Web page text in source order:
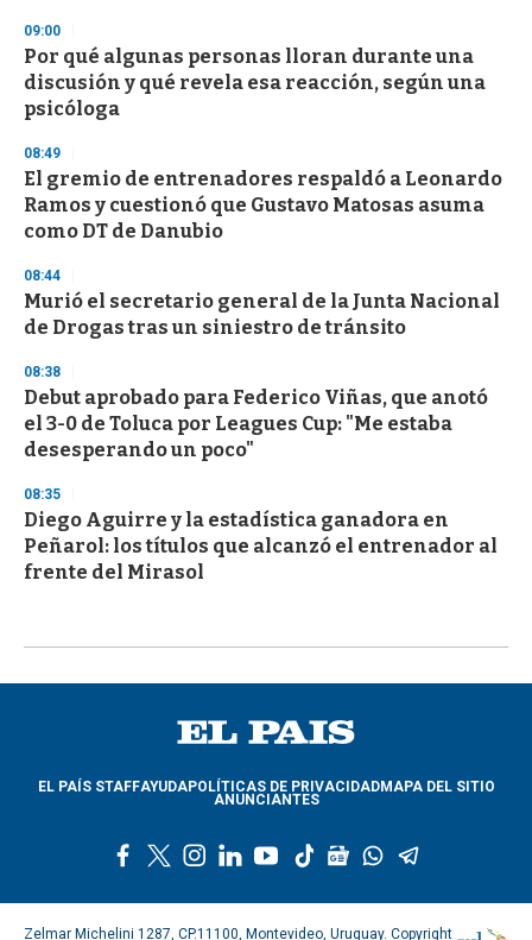
09:00
Por qué algunas personas lloran durante una
discusión y qué revela esa reacción, según una
psicóloga
08:49
El gremio de entrenadores respaldó a Leonardo
Ramos y cuestionó que Gustavo Matosas asuma
como DT de Danubio
08:44
Murió el secretario general de la Junta Nacional
de Drogas tras un siniestro de tránsito
08:38
Debut aprobado para Federico Viñas, que anotó
el 3-0 de Toluca por Leagues Cup: "Me estaba
desesperando un poco"
08:35
Diego Aguirre y la estadística ganadora en
Peñarol: los títulos que alcanzó el entrenador al
frente del Mirasol
EL PAÍS STAFFAYUDAPOLÍTICAS DE PRIVACIDADMAPA DEL SITIO
ANUNCIANTES
c
e
w
i
s
t
l
n
k
y
u
t
k
g
o
w
a
l
e
Zelmar Michelini 1287, CP.11100, Montevideo, Uruguay. Copyright